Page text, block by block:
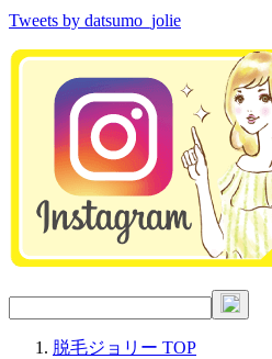
Tweets by datsumo_jolie
脱毛ジョリー TOP